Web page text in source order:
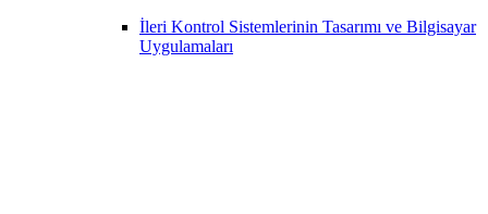
İleri Kontrol Sistemlerinin Tasarımı ve Bilgisayar
Uygulamaları